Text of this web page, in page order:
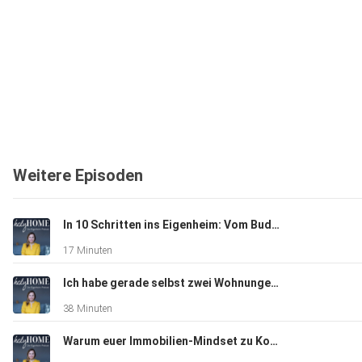
Weitere Episoden
In 10 Schritten ins Eigenheim: Vom Budget bis zur Übergabe
17 Minuten
Ich habe gerade selbst zwei Wohnungen gekauft - meine persönlichen Erfahrungen #97
38 Minuten
Warum euer Immobilien-Mindset zu Konflikten und Blockaden führen kann #96